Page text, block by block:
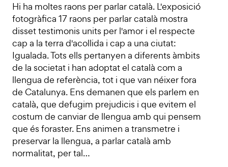
Hi ha moltes raons per parlar català. L'exposició
fotogràfica 17 raons per parlar català mostra
disset testimonis units per l'amor i el respecte
cap a la terra d'acollida i cap a una ciutat:
Igualada. Tots ells pertanyen a diferents àmbits
de la societat i han adoptat el català com a
llengua de referència, tot i que van néixer fora
de Catalunya. Ens demanen que els parlem en
català, que defugim prejudicis i que evitem el
costum de canviar de llengua amb qui pensem
que és foraster. Ens animen a transmetre i
preservar la llengua, a parlar català amb
normalitat, per tal…